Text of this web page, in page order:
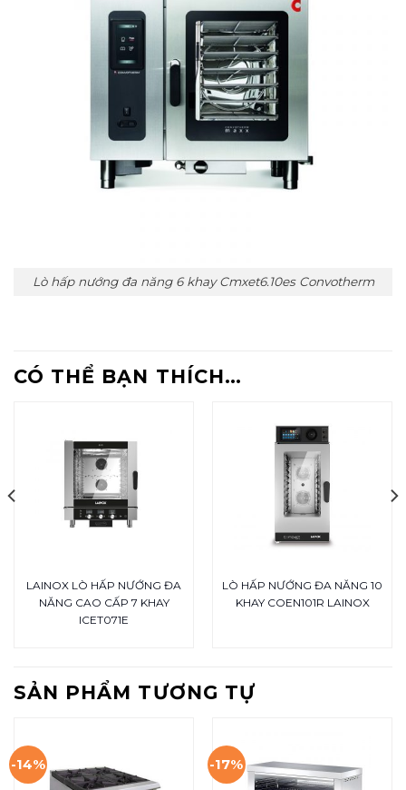
Lò hấp nướng đa năng 6 khay Cmxet6.10es Convotherm
CÓ THỂ BẠN THÍCH…
LAINOX LÒ HẤP NƯỚNG ĐA
NĂNG CAO CẤP 7 KHAY
ICET071E
LÒ HẤP NƯỚNG ĐA NĂNG 10
KHAY COEN101R LAINOX
SẢN PHẨM TƯƠNG TỰ
-14% -17%